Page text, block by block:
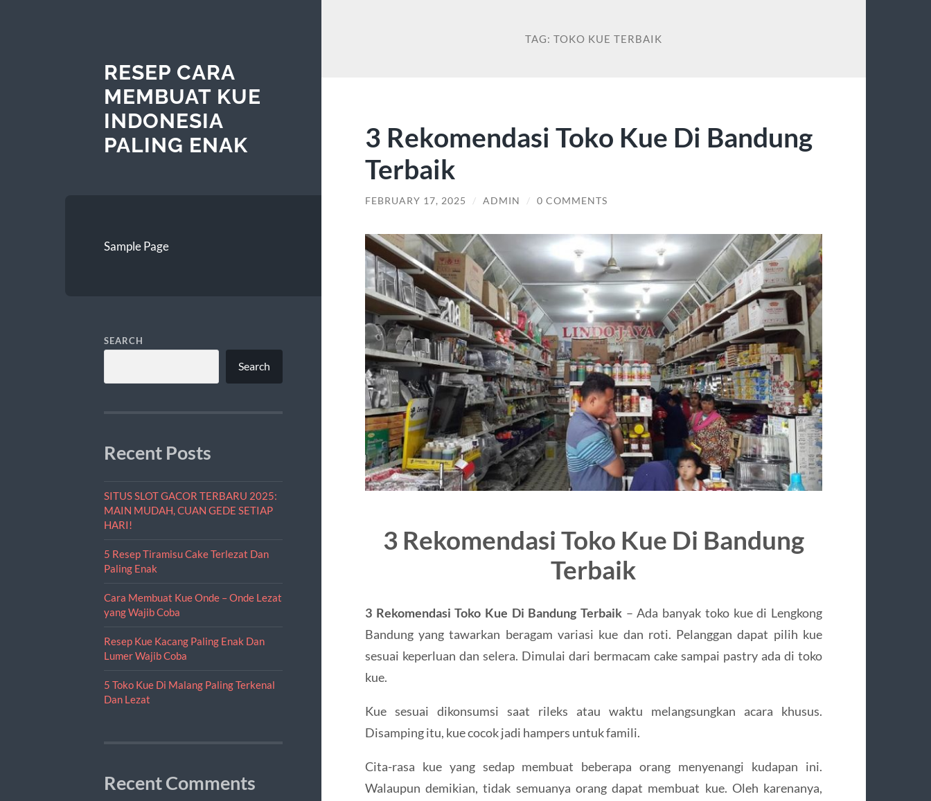
RESEP CARA
MEMBUAT KUE
INDONESIA
PALING ENAK
Sample Page
SEARCH
Search
Recent Posts
SITUS SLOT GACOR TERBARU 2025:
MAIN MUDAH, CUAN GEDE SETIAP
HARI!
5 Resep Tiramisu Cake Terlezat Dan
Paling Enak
Cara Membuat Kue Onde – Onde Lezat
yang Wajib Coba
Resep Kue Kacang Paling Enak Dan
Lumer Wajib Coba
5 Toko Kue Di Malang Paling Terkenal
Dan Lezat
Recent Comments
TAG: TOKO KUE TERBAIK
3 Rekomendasi Toko Kue Di Bandung
Terbaik
FEBRUARY 17, 2025 / ADMIN / 0 COMMENTS
3 Rekomendasi Toko Kue Di Bandung
Terbaik
3 Rekomendasi Toko Kue Di Bandung Terbaik – Ada banyak toko kue di Lengkong
Bandung yang tawarkan beragam variasi kue dan roti. Pelanggan dapat pilih kue
sesuai keperluan dan selera. Dimulai dari bermacam cake sampai pastry ada di toko
kue.
Kue sesuai dikonsumsi saat rileks atau waktu melangsungkan acara khusus.
Disamping itu, kue cocok jadi hampers untuk famili.
Cita-rasa kue yang sedap membuat beberapa orang menyenangi kudapan ini.
Walaupun demikian, tidak semuanya orang dapat membuat kue. Oleh karenanya,